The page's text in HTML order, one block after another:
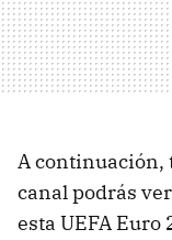
A continuación,
canal podrás ver
esta UEFA Euro